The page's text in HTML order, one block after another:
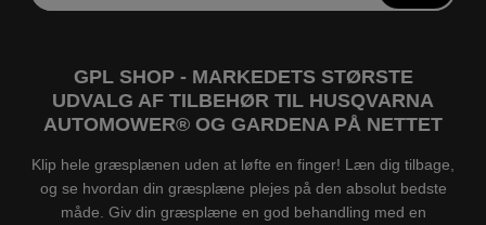
GPL SHOP - MARKEDETS STØRSTE
UDVALG AF TILBEHØR TIL HUSQVARNA
AUTOMOWER® OG GARDENA PÅ NETTET
Klip hele græsplænen uden at løfte en finger! Læn dig tilbage,
og se hvordan din græsplæne plejes på den absolut bedste
måde. Giv din græsplæne en god behandling med en